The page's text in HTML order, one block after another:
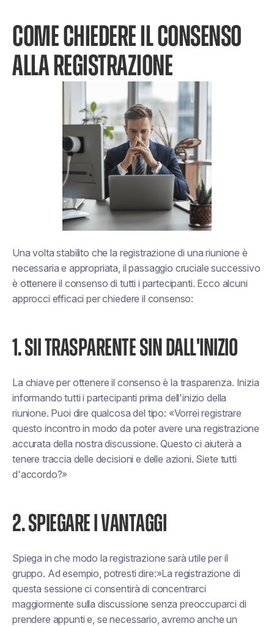
COME CHIEDERE IL CONSENSO
ALLA REGISTRAZIONE
Una volta stabilito che la registrazione di una riunione è
necessaria e appropriata, il passaggio cruciale successivo
è ottenere il consenso di tutti i partecipanti. Ecco alcuni
approcci efficaci per chiedere il consenso:
1. SII TRASPARENTE SIN DALL'INIZIO
La chiave per ottenere il consenso è la trasparenza. Inizia
informando tutti i partecipanti prima dell'inizio della
riunione. Puoi dire qualcosa del tipo: «Vorrei registrare
questo incontro in modo da poter avere una registrazione
accurata della nostra discussione. Questo ci aiuterà a
tenere traccia delle decisioni e delle azioni. Siete tutti
d'accordo?»
2. SPIEGARE I VANTAGGI
Spiega in che modo la registrazione sarà utile per il
gruppo. Ad esempio, potresti dire:»La registrazione di
questa sessione ci consentirà di concentrarci
maggiormente sulla discussione senza preoccuparci di
prendere appunti e, se necessario, avremo anche un